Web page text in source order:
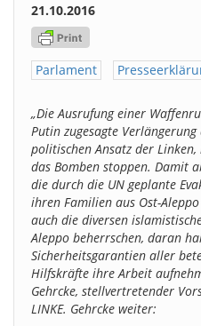
21.10.2016
Parlament
„Die Ausrufung einer
Putin zugesagte
politischen Ansatz der
das Bomben stoppen. Damit
die durch die UN geplante
ihren Familien aus Ost-
auch die diversen
Aleppo beherrschen, daran
Sicherheitsgarantien aller
Hilfskräfte ihre Arbeit
Gehrcke, stellvertretender
LINKE. Gehrcke weiter: